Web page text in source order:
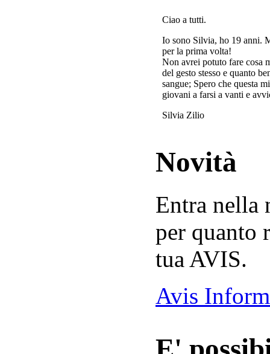
Ciao a tutti.
Io sono Silvia, ho 19 anni.
per la prima volta!
Non avrei potuto fare cosa
del gesto stesso e quanto
sangue; Spero che questa
giovani a farsi a vanti e
Silvia Zilio
Novità
Entra nella
per quanto
tua AVIS.
Avis